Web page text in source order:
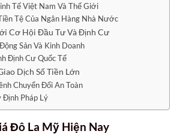
Tế Việt Nam Và Thế Giới
Tệ Của Ngân Hàng Nhà Nước
Cơ Hội Đầu Tư Và Định Cư
Sản Và Kinh Doanh
Định Cư Quốc Tế
Dịch Số Tiền Lớn
Chuyển Đổi An Toàn
Định Pháp Lý
Đô La Mỹ Hiện Nay